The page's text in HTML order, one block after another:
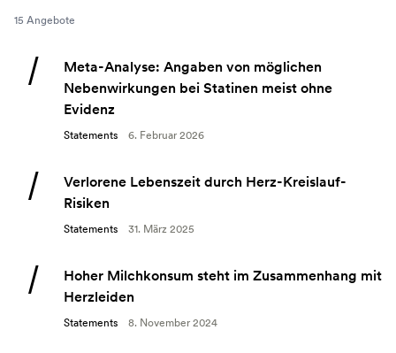
15 Angebote
Meta-Analyse: Angaben von möglichen
Nebenwirkungen bei Statinen meist ohne
Evidenz
Statements 6. Februar 2026
Verlorene Lebenszeit durch Herz-Kreislauf-
Risiken
Statements 31. März 2025
Hoher Milchkonsum steht im Zusammenhang mit
Herzleiden
Statements 8. November 2024